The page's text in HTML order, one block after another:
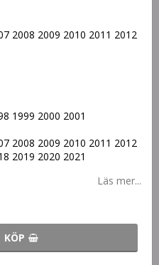
2008 2009 2010 2011 2012
1999 2000 2001
2008 2009 2010 2011 2012
2019 2020 2021
Läs mer...
KÖP